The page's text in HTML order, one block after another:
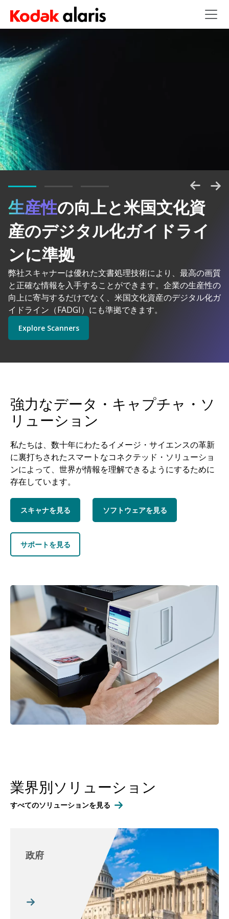
Skip to main content
生産性の向上と米国文化資
産のデジタル化ガイドライ
ンに準拠
弊社スキャナーは優れた文書処理技術により、最高の画質
と正確な情報を入手することができます。企業の生産性の
向上に寄与するだけでなく、米国文化資産のデジタル化ガ
イドライン（FADGI）にも準拠できます。
Explore Scanners
AIを搭載した
Get Started
情報のパワーを解き放つ
コダックアラリスは理にかなっています
Explore Software Explore Scanners
Explore Services
強力なデータ・キャプチャ・ソ
リューション
私たちは、数十年にわたるイメージ・サイエンスの革新
に裏打ちされたスマートなコネクテッド・ソリューショ
ンによって、世界が情報を理解できるようにするために
存在しています。
スキャナを見る ソフトウェアを見る
サポートを見る
画像
業界別ソリューション
すべてのソリューションを見る
政府